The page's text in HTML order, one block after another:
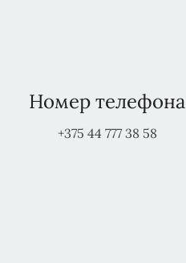
Номер телефона
+375 44 777 38 58